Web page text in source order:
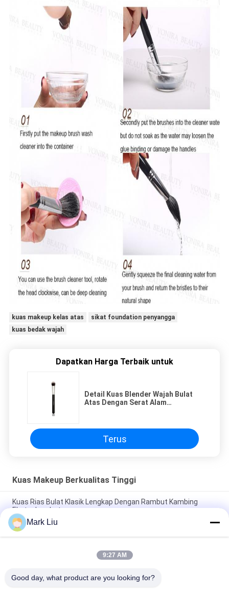
kuas makeup kelas atas
sikat foundation penyangga
kuas bedak wajah
Dapatkan Harga Terbaik untuk
Detail Kuas Blender Wajah Bulat
Atas Dengan Serat Alam
Terus
Kuas Makeup Berkualitas Tinggi
Kuas Rias Bulat Klasik Lengkap Dengan Rambut Kambing
Ekstra Lembut
Vonira Beauty Kuas Rias Rambut Kambing Besar Kipas /
Pegangan Kayu Kuas Rias Kelas Atas
Kuas Rias Rambut Kambing Sheer Sangat Lembut Dengan
Mark Liu
9:27 AM
Good day, what product are you looking for?